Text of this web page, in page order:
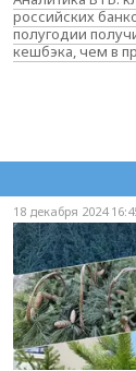
российских
полугодии
кешбэка, чем в
18 декабря 2024